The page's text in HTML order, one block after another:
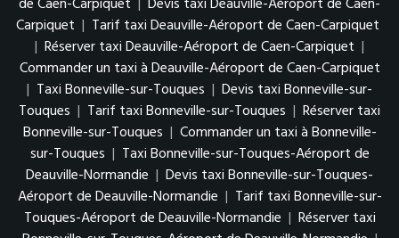
Carpiquet | Tarif taxi Deauville-Aéroport de Caen-Carpiquet
| Réserver taxi Deauville-Aéroport de Caen-Carpiquet |
Commander un taxi à Deauville-Aéroport de Caen-Carpiquet
| Taxi Bonneville-sur-Touques | Devis taxi Bonneville-sur-
Touques | Tarif taxi Bonneville-sur-Touques | Réserver taxi
Bonneville-sur-Touques | Commander un taxi à Bonneville-
sur-Touques | Taxi Bonneville-sur-Touques-Aéroport de
Deauville-Normandie | Devis taxi Bonneville-sur-Touques-
Aéroport de Deauville-Normandie | Tarif taxi Bonneville-sur-
Touques-Aéroport de Deauville-Normandie | Réserver taxi